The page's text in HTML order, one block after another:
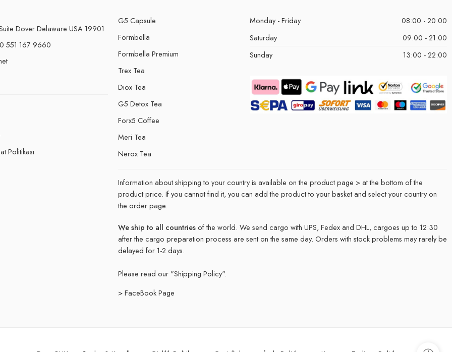
Dover Delaware USA 19901
551 167 9660
Politikası
G5 Capsule
Formbella
Formbella Premium
Trex Tea
Diox Tea
G5 Detox Tea
Forx5 Coffee
Meri Tea
Nerox Tea
Monday - Friday
08:00 - 20:00
Saturday
09:00 - 21:00
Sunday
13:00 - 22:00
Information about shipping to your country is available on the product page > at the bottom of the
product price. If you cannot find it, you can add the product to your basket and select your country on
the order page.
We ship to all countriesof the world. We send cargo with UPS, Fedex and DHL, cargoes up to 12:30
after the cargo preparation process are sent on the same day. Orders with stock problems may rarely be
delayed for 1-2 days.
Please read our "Shipping Policy".
> FaceBook Page